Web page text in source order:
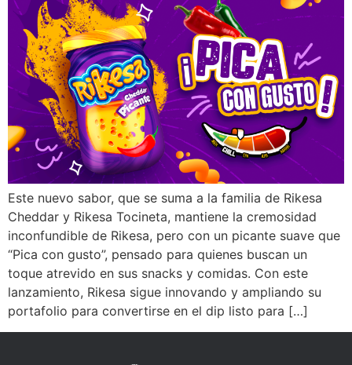
Este nuevo sabor, que se suma a la familia de Rikesa
Cheddar y Rikesa Tocineta, mantiene la cremosidad
inconfundible de Rikesa, pero con un picante suave que
“Pica con gusto”, pensado para quienes buscan un
toque atrevido en sus snacks y comidas. Con este
lanzamiento, Rikesa sigue innovando y ampliando su
portafolio para convertirse en el dip listo para […]